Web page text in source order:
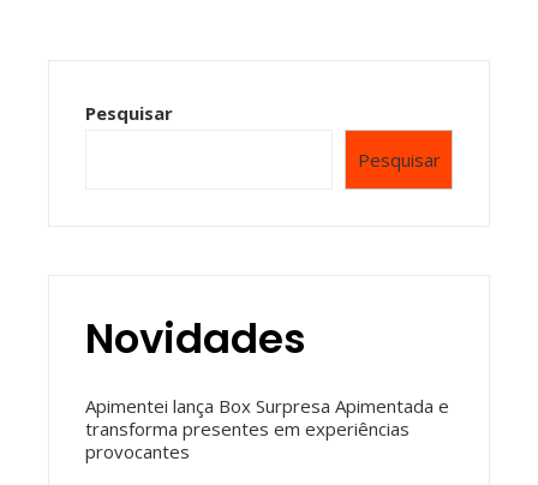
Pesquisar
Pesquisar
Novidades
Apimentei lança Box Surpresa Apimentada e
transforma presentes em experiências
provocantes